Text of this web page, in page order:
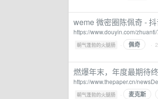
weme 微密圈陈佩奇 -
https://www.douyin.com/
朝气蓬勃的火腿肠 · 佩奇 ·
燃爆年末，年度最期待
https://www.thepaper.cn/
朝气蓬勃的火腿肠 · 麦克斯